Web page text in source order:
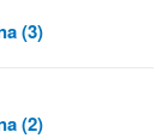
(3)
(2)